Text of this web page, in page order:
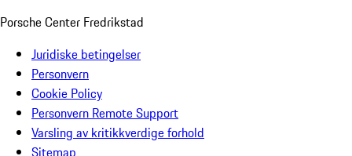
Porsche Center Fredrikstad
Juridiske betingelser
Personvern
Cookie Policy
Personvern Remote Support
Varsling av kritikkverdige forhold
Sitemap